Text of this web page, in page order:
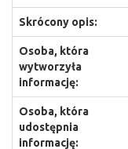
Skrócony opis:
Osoba, która
wytworzyła
informację:
Osoba, która
udostępnia
informację: